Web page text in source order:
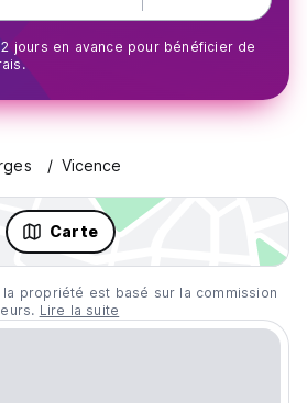
jours en avance pour bénéficier de
Vicence
Carte
propriété est basé sur la commission
Lire la suite